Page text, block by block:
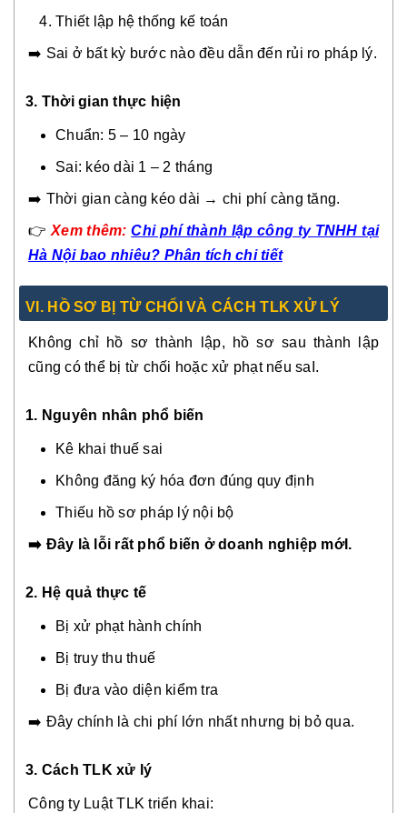
Thiết lập hệ thống kế toán
➡️ Sai ở bất kỳ bước nào đều dẫn đến rủi ro pháp lý.
3. Thời gian thực hiện
Chuẩn: 5 – 10 ngày
Sai: kéo dài 1 – 2 tháng
➡️ Thời gian càng kéo dài → chi phí càng tăng.
👉Xem thêm:Chi phí thành lập công ty TNHH tại
Hà Nội bao nhiêu? Phân tích chi tiết
V I. HỒ SƠ BỊ TỪ CHỐI VÀ CÁCH TLK XỬ LÝ
Không chỉ hồ sơ thành lập, hồ sơ sau thành lập
cũng có thể bị từ chối hoặc xử phạt nếu saI.
1. Nguyên nhân phổ biến
Kê khai thuế sai
Không đăng ký hóa đơn đúng quy định
Thiếu hồ sơ pháp lý nội bộ
➡️ Đây là lỗi rất phổ biến ở doanh nghiệp mớI.
2. Hệ quả thực tế
Bị xử phạt hành chính
Bị truy thu thuế
Bị đưa vào diện kiểm tra
➡️ Đây chính là chi phí lớn nhất nhưng bị bỏ qua.
3. Cách TLK xử lý
Công ty Luật TLK triển khai: